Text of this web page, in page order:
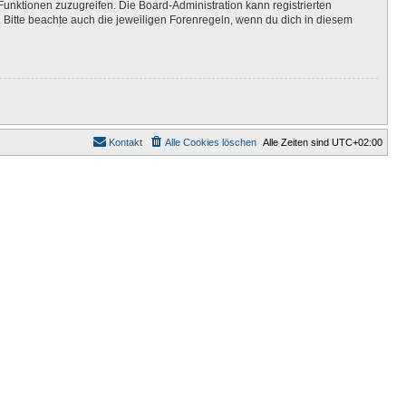
zuzugreifen. Die Board-Administration kann registrierten
beachte auch die jeweiligen Forenregeln, wenn du dich in diesem
Alle Zeiten sind UTC+02:00
Alle Cookies löschen
Kontakt